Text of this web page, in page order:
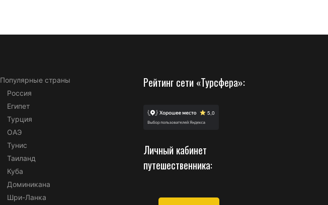
Популярные страны
Россия
Египет
Турция
ОАЭ
Тунис
Таиланд
Куба
Доминикана
Шри-Ланка
Рейтинг сети «Турсфера»:
Личный кабинет
путешественника: